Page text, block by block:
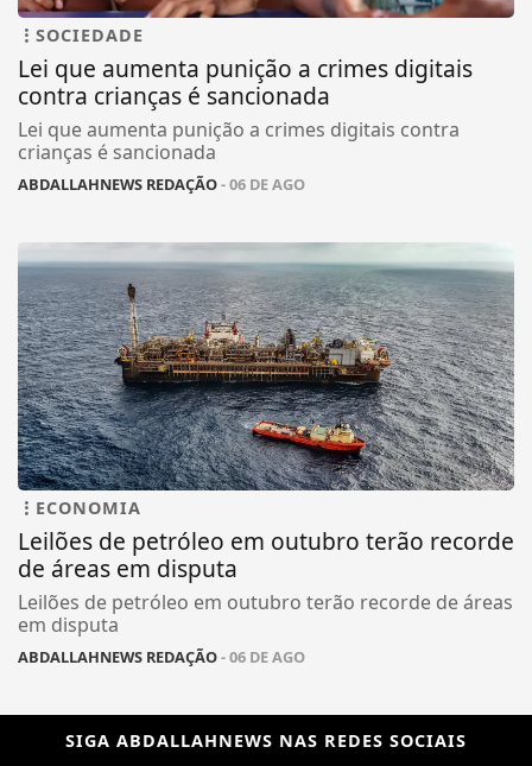
SOCIEDADE
Lei que aumenta punição a crimes digitais
contra crianças é sancionada
Lei que aumenta punição a crimes digitais contra
crianças é sancionada
ABDALLAHNEWS REDAÇÃO- 06 DE AGO
ECONOMIA
Leilões de petróleo em outubro terão recorde
de áreas em disputa
Leilões de petróleo em outubro terão recorde de áreas
em disputa
ABDALLAHNEWS REDAÇÃO- 06 DE AGO
SIGA ABDALLAHNEWS NAS REDES SOCIAIS